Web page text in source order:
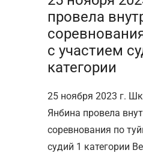
провела
с участием
категории
25 ноября 2023 г.
Янбина провела
соревнования по
судий 1 категории